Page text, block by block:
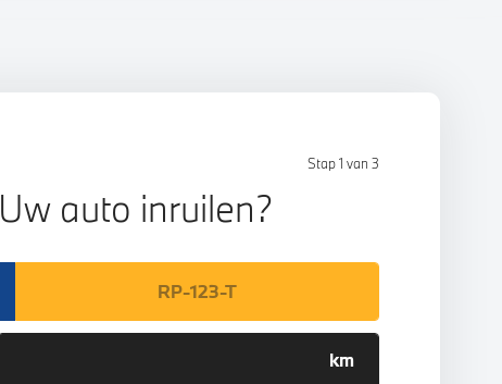
Stap 1 van 3
Uw auto inruilen?